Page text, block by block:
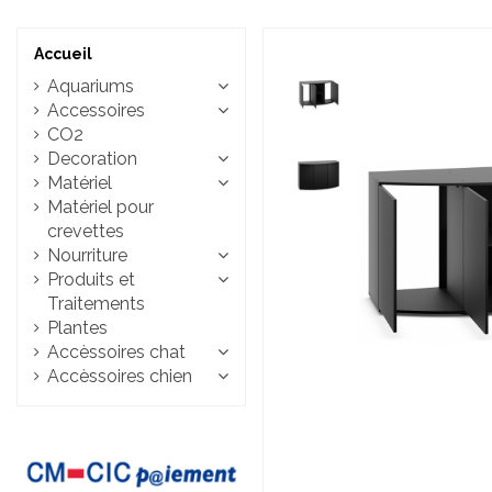
Accueil
Aquariums
Accessoires
CO2
Decoration
Matériel
Matériel pour
crevettes
Nourriture
Produits et
Traitements
Plantes
Accèssoires chat
Accèssoires chien